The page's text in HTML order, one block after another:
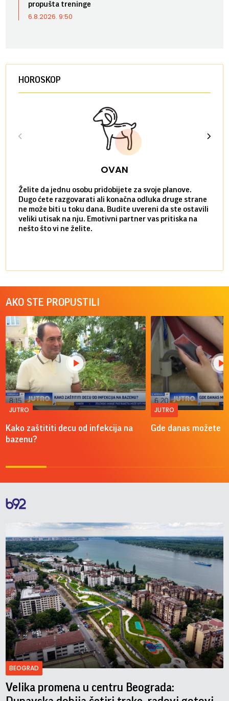
propušta treninge
6.8.2026. 9:50
HOROSKOP
OVAN
Želite da jednu osobu pridobijete za svoje planove.
Dugo ćete razgovarati ali konačna odluka druge strane
ne može biti u toku dana. Budite uvereni da ste ostavili
veliki utisak na nju. Emotivni partner vas pritiska na
nešto što vi ne želite.
AKO STE PROPUSTILI
JUTRO
Kako zaštititi decu od infekcija na
bazenu?
JUTRO
Gde danas možete
BEOGRAD
Velika promena u centru Beograda: